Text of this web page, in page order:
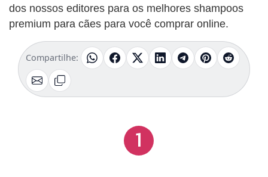
dos nossos editores para os melhores shampoos
premium para cães para você comprar online.
Compartilhe:
1